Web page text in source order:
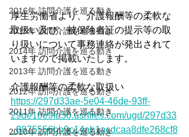
2016年 訪問介護を巡る動き
2015年 訪問介護を巡る動き
2014年 訪問介護を巡る動き
2013年 訪問介護を巡る動き
2012年 訪問介護を巡る動き
2011年 訪問介護を巡る動き
2010年 訪問介護を巡る動き
厚生労働省より、介護報酬等の柔軟な
取扱い及び、被保険者証の提示等の取
り扱いについて事務連絡が発出されて
いますので掲載いたします。
介護報酬等の柔軟な取扱い
https://297d33ae-5e04-46de-93ff-
29de10e9fa50.usrfiles.com/ugd/297d33
_8875556bb9c14ab1acdcaa8dfe268cf8